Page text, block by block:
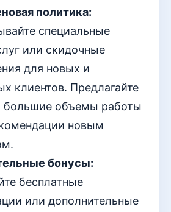
политика:
специальные
или скидочные
для новых и
клиентов. Предлагайте
большие объемы работы
новым
бонусы:
бесплатные
или дополнительные